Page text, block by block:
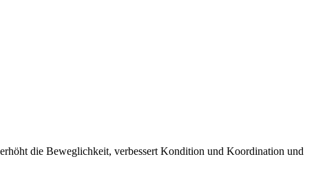
die Beweglichkeit, verbessert Kondition und Koordination und